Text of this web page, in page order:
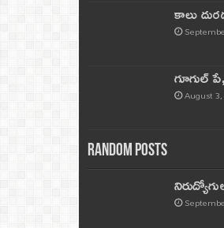
కాలు
గూగుల్
August
Random Posts